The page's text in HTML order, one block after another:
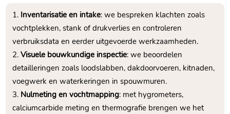
Inventarisatie en intake: we bespreken klachten zoals
vochtplekken, stank of drukverlies en controleren
verbruiksdata en eerder uitgevoerde werkzaamheden.
Visuele bouwkundige inspectie: we beoordelen
detailleringen zoals loodslabben, dakdoorvoeren, kitnaden,
voegwerk en waterkeringen in spouwmuren.
Nulmeting en vochtmapping: met hygrometers,
calciumcarbide meting en thermografie brengen we het